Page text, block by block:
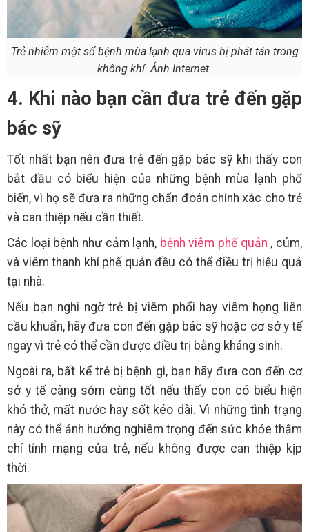
Trẻ nhiễm một số bệnh mùa lạnh qua virus bị phát tán trong
không khí. Ảnh Internet
4. Khi nào bạn cần đưa trẻ đến gặp
bác sỹ
Tốt nhất bạn nên đưa trẻ đến gặp bác sỹ khi thấy con
bắt đầu có biểu hiện của những bệnh mùa lạnh phổ
biến, vì họ sẽ đưa ra những chẩn đoán chính xác cho trẻ
và can thiệp nếu cần thiết.
Các loại bệnh như cảm lạnh, bệnh viêm phế quản , cúm,
và viêm thanh khí phế quản đều có thể điều trị hiệu quả
tại nhà.
Nếu bạn nghi ngờ trẻ bị viêm phổi hay viêm họng liên
cầu khuẩn, hãy đưa con đến gặp bác sỹ hoặc cơ sở y tế
ngay vì trẻ có thể cần được điều trị bằng kháng sinh.
Ngoài ra, bất kể trẻ bị bệnh gì, bạn hãy đưa con đến cơ
sở y tế càng sớm càng tốt nếu thấy con có biểu hiện
khó thở, mất nước hay sốt kéo dài. Vì những tình trạng
này có thể ảnh hưởng nghiêm trọng đến sức khỏe thậm
chí tính mạng của trẻ, nếu không được can thiệp kịp
thời.